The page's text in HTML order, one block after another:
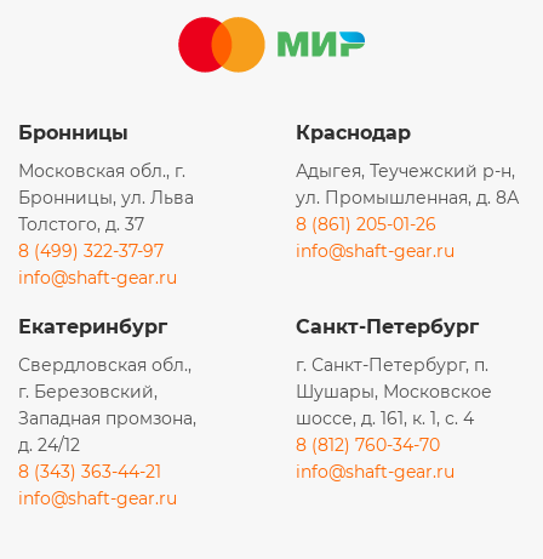
Бронницы
Московская обл., г.
Бронницы, ул. Льва
Толстого, д. 37
8 (499) 322-37-97
info@shaft-gear.ru
Краснодар
Адыгея, Теучежский р-н,
ул. Промышленная, д. 8А
8 (861) 205-01-26
info@shaft-gear.ru
Екатеринбург
Свердловская обл.,
г. Березовский,
Западная промзона,
д. 24/12
8 (343) 363-44-21
info@shaft-gear.ru
Санкт-Петербург
г. Санкт-Петербург, п.
Шушары, Московское
шоссе, д. 161, к. 1, с. 4
8 (812) 760-34-70
info@shaft-gear.ru